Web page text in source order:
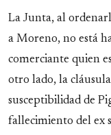
La Junta, al
a Moreno, no está
comerciante quien
otro lado, la
susceptibilidad de
fallecimiento del ex